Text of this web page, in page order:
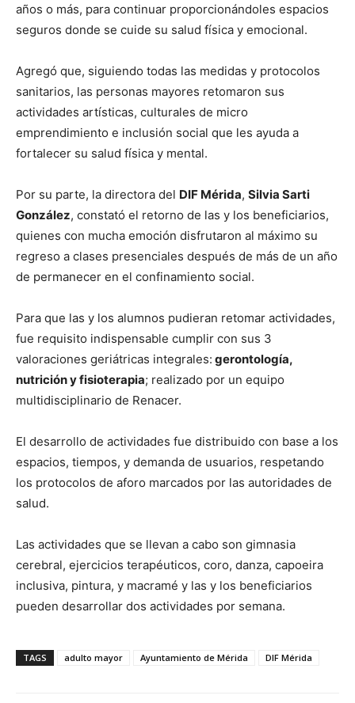
años o más, para continuar proporcionándoles espacios
seguros donde se cuide su salud física y emocional.
Agregó que, siguiendo todas las medidas y protocolos
sanitarios, las personas mayores retomaron sus
actividades artísticas, culturales de micro
emprendimiento e inclusión social que les ayuda a
fortalecer su salud física y mental.
Por su parte, la directora del DIF Mérida, Silvia Sarti
González, constató el retorno de las y los beneficiarios,
quienes con mucha emoción disfrutaron al máximo su
regreso a clases presenciales después de más de un año
de permanecer en el confinamiento social.
Para que las y los alumnos pudieran retomar actividades,
fue requisito indispensable cumplir con sus 3
valoraciones geriátricas integrales: gerontología,
nutrición y fisioterapia; realizado por un equipo
multidisciplinario de Renacer.
El desarrollo de actividades fue distribuido con base a los
espacios, tiempos, y demanda de usuarios, respetando
los protocolos de aforo marcados por las autoridades de
salud.
Las actividades que se llevan a cabo son gimnasia
cerebral, ejercicios terapéuticos, coro, danza, capoeira
inclusiva, pintura, y macramé y las y los beneficiarios
pueden desarrollar dos actividades por semana.
TAGS adulto mayor Ayuntamiento de Mérida DIF Mérida